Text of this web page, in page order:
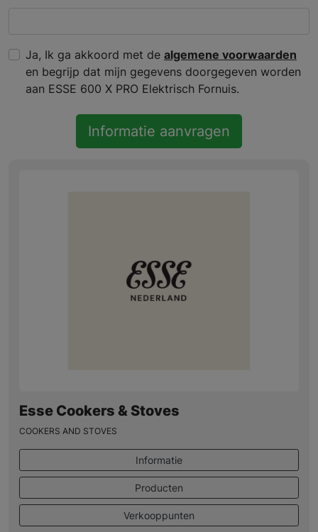
Ja, Ik ga akkoord met de algemene voorwaarden
en begrijp dat mijn gegevens doorgegeven worden
aan ESSE 600 X PRO Elektrisch Fornuis.
Informatie aanvragen
Esse Cookers & Stoves
COOKERS AND STOVES
Informatie
Producten
Verkooppunten